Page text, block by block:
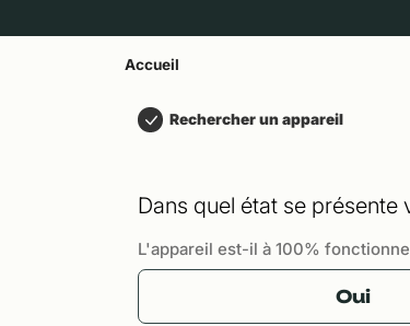
Accueil
Rechercher un appareil
Dans quel état se présente
L'appareil est-il à 100%
Oui